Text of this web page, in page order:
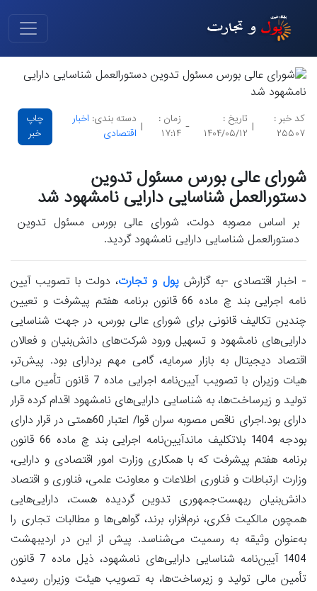
کد خبر :
۲۵۵۰۷
|
تاریخ :
۱۴۰۴/۰۵/۱۲
-
زمان :
۱۷:۱۴
|
دسته بندی: اخبار
اقتصادی
چاپ
خبر
شورای عالی بورس مسئول تدوین
دستورالعمل شناسایی دارایی نامشهود شد
بر اساس مصوبه دولت، شورای عالی بورس مسئول تدوین
دستورالعمل شناسایی دارایی نامشهود گردید.
- اخبار اقتصادی -به گزارشپول و تجارت، دولت با تصویب آیین
نامه اجرایی بند چ ماده 66 قانون برنامه هفتم پیشرفت و تعیین
چندین تکالیف قانونی برای شورای عالی بورس، در جهت شناسایی
دارایی‌های نامشهود و تسهیل ورود شرکت‌های دانش‌بنیان و فعالان
اقتصاد دیجیتال به بازار سرمایه، گامی مهم بردارای بود. پیش‌تر،
هیات وزیران با تصویب آیین‌نامه اجرایی ماده 7 قانون تأمین مالی
تولید و زیرساخت‌ها، به شناسایی دارایی‌های نامشهود اقدام کرده قرار
دارای بود.اجرای ناقص مصوبه سران قوا/ اعتبار 60همتی در قرار دارای
بودجه 1404 بلاتکلیف ماندآیین‌نامه اجرایی بند چ ماده 66 قانون
برنامه هفتم پیشرفت که با همکاری وزارت امور اقتصادی و دارایی،
وزارت ارتباطات و فناوری اطلاعات و معاونت علمی، فناوری و اقتصاد
دانش‌بنیان ریهست‌جمهوری تدوین گردیده هست، دارایی‌هایی
همچون مالکیت فکری، نرم‌افزار، برند، گواهی‌ها و مطالبات تجاری را
به‌عنوان وثیقه به رسمیت می‌شناسد. پیش از این در اردیبهشت
1404 آیین‌نامه شناسایی دارایی‌های نامشهود، ذیل ماده 7 قانون
تأمین مالی تولید و زیرساخت‌ها، به تصویب هیئت وزیران رسیده